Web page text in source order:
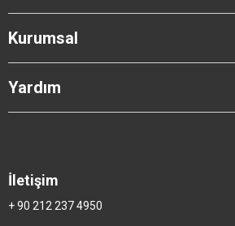
Kurumsal
Yardım
İletişim
+ 90 212 237 4950